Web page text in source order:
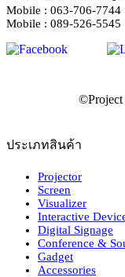
Mobile : 063-706-7744
Mobile : 089-526-5545
ประเภทสินค้า
Projector
Screen
Visualizer
Interactive
Digital Signage
Conference &
Gadget
Accessories